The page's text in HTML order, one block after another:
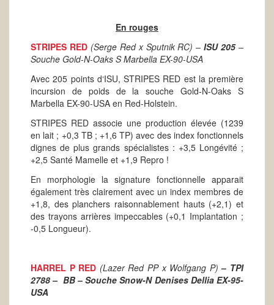
En rouges
STRIPES RED (Serge Red x Sputnik RC) –ISU 205–
Souche Gold-N-Oaks S Marbella EX-90-USA
Avec 205 points d‘ISU, STRIPES RED est la première
incursion de poids de la souche Gold-N-Oaks S
Marbella EX-90-USA en Red-Holstein.
STRIPES RED associe une production élevée (1239
en lait ; +0,3 TB ; +1,6 TP) avec des index fonctionnels
dignes de plus grands spécialistes : +3,5 Longévité ;
+2,5 Santé Mamelle et +1,9 Repro !
En morphologie la signature fonctionnelle apparait
également très clairement avec un index membres de
+1,8, des planchers raisonnablement hauts (+2,1) et
des trayons arrières impeccables (+0,1 Implantation ;
-0,5 Longueur).
HARREL P RED (Lazer Red PP x Wolfgang P) – TPI
2788 – BB – Souche Snow-N Denises Dellia EX-95-
USA